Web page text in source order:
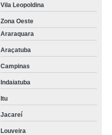
Vila Leopoldina
Zona Oeste
Araraquara
Araçatuba
Campinas
Indaiatuba
Itu
Jacareí
Louveira